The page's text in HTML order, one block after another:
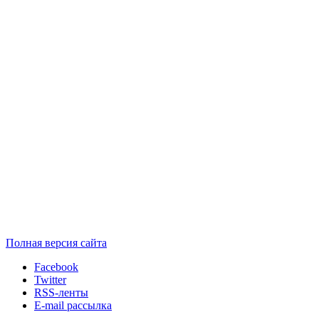
Полная версия сайта
Facebook
Twitter
RSS-ленты
E-mail рассылка